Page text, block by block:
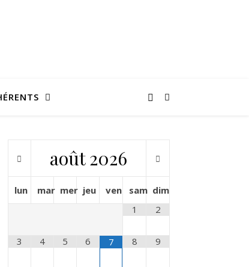
août 2026
lun mar mer jeu ven sam dim
1
2
3 4 5 6 7 8 9